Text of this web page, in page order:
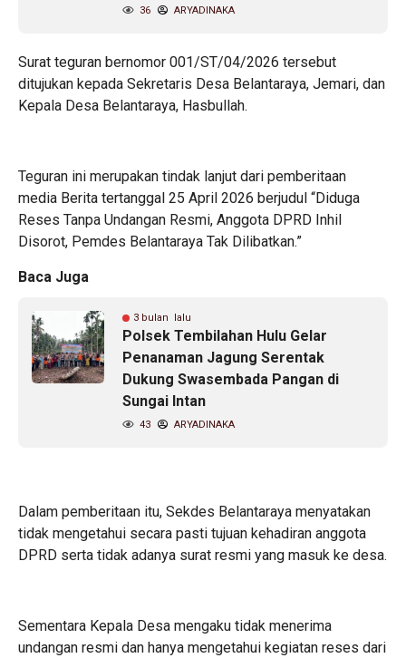
36 ARYADINAKA
‎Surat teguran bernomor 001/ST/04/2026 tersebut
ditujukan kepada Sekretaris Desa Belantaraya, Jemari, dan
Kepala Desa Belantaraya, Hasbullah.
Teguran ini merupakan tindak lanjut dari pemberitaan
media Berita tertanggal 25 April 2026 berjudul “Diduga
Reses Tanpa Undangan Resmi, Anggota DPRD Inhil
Disorot, Pemdes Belantaraya Tak Dilibatkan.”
Baca Juga
3 bulan lalu
Polsek Tembilahan Hulu Gelar
Penanaman Jagung Serentak
Dukung Swasembada Pangan di
Sungai Intan
43 ARYADINAKA
‎Dalam pemberitaan itu, Sekdes Belantaraya menyatakan
tidak mengetahui secara pasti tujuan kehadiran anggota
DPRD serta tidak adanya surat resmi yang masuk ke desa.
Sementara Kepala Desa mengaku tidak menerima
undangan resmi dan hanya mengetahui kegiatan reses dari